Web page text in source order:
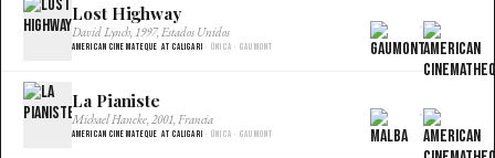
Lost Highway
David Lynch, 1997, Estados Unidos
American Cinemateque at Caligari · Única · Gaumont
×
La Pianiste
Michael Haneke, 2001, Francia
American Cinemateque at Caligari · Única · Gaumont
×